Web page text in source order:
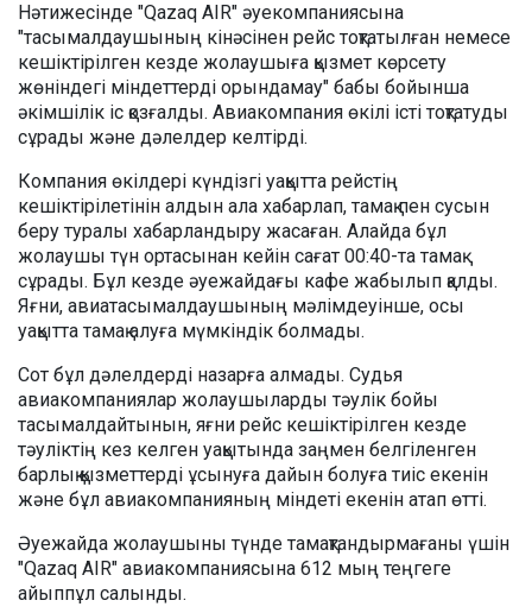
Нәтижесінде "Qazaq AIR" әуекомпаниясына
"тасымалдаушының кінәсінен рейс тоқтатылған немесе
кешіктірілген кезде жолаушыға қызмет көрсету
жөніндегі міндеттерді орындамау" бабы бойынша
әкімшілік іс қозғалды. Авиакомпания өкілі істі тоқтатуды
сұрады және дәлелдер келтірді.
Компания өкілдері күндізгі уақытта рейстің
кешіктірілетінін алдын ала хабарлап, тамақ пен сусын
беру туралы хабарландыру жасаған. Алайда бұл
жолаушы түн ортасынан кейін сағат 00:40-та тамақ
сұрады. Бұл кезде әуежайдағы кафе жабылып қалды.
Яғни, авиатасымалдаушының мәлімдеуінше, осы
уақытта тамақ алуға мүмкіндік болмады.
Сот бұл дәлелдерді назарға алмады. Судья
авиакомпаниялар жолаушыларды тәулік бойы
тасымалдайтынын, яғни рейс кешіктірілген кезде
тәуліктің кез келген уақытында заңмен белгіленген
барлық қызметтерді ұсынуға дайын болуға тиіс екенін
және бұл авиакомпанияның міндеті екенін атап өтті.
Әуежайда жолаушыны түнде тамақтандырмағаны үшін
"Qazaq AIR" авиакомпаниясына 612 мың теңгеге
айыппұл салынды.